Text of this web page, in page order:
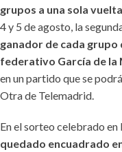
grupos a una sola vuelta
4 y 5 de agosto, la
ganador de cada grupo
federativo García de la
en un partido que se
Otra de Telemadrid.
En el sorteo celebrado en
quedado encuadrado